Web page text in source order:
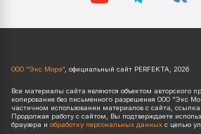
ООО "Экс Морэ" , официальный сайт PERFEKTA, 2026
Все материалы сайта являются объектом авторского
копирование без письменного разрешения ООО "Экс
частичном использовании материалов с сайта,
Продолжая работу с сайтом, Вы подтверждаете
браузера и обработку персональных данных с целью